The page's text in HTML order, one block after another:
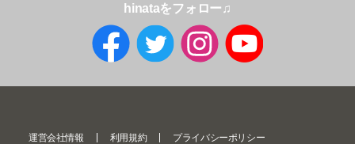
hinataをフォロー♫
運営会社情報 利用規約 プライバシーポリシー